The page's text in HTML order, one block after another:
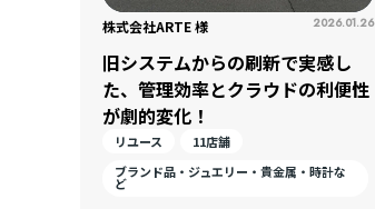
株式会社ARTE 様 2026.01.26
旧システムからの刷新で実感し
た、管理効率とクラウドの利便性
が劇的変化！
リユース
11店舗
ブランド品・ジュエリー・貴金属・時計な
ど